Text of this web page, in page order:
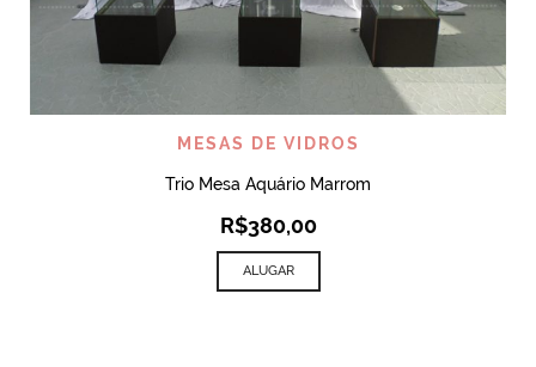
MESAS DE VIDROS
Trio Mesa Aquário Marrom
R$380,00
ALUGAR